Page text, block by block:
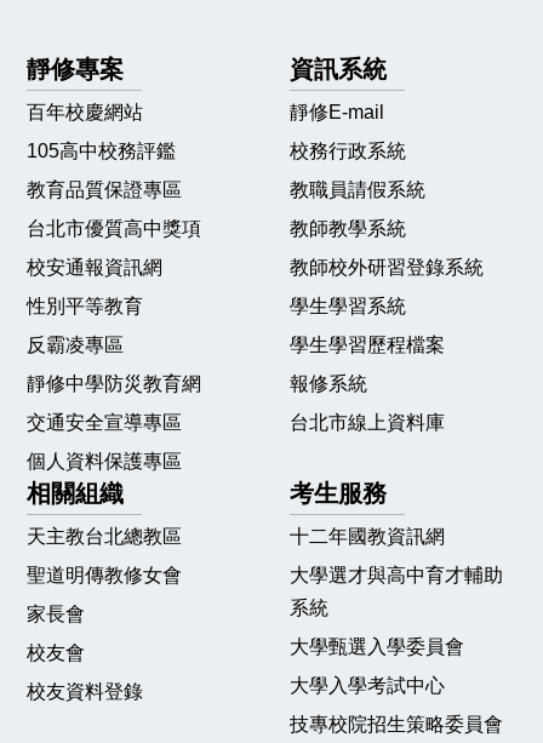
靜修專案
百年校慶網站
105高中校務評鑑
教育品質保證專區
台北市優質高中獎項
校安通報資訊網
性別平等教育
反霸凌專區
靜修中學防災教育網
交通安全宣導專區
個人資料保護專區
資訊系統
靜修E-mail
校務行政系統
教職員請假系統
教師教學系統
教師校外研習登錄系統
學生學習系統
學生學習歷程檔案
報修系統
台北市線上資料庫
相關組織
天主教台北總教區
聖道明傳教修女會
家長會
校友會
校友資料登錄
考生服務
十二年國教資訊網
大學選才與高中育才輔助
系統
大學甄選入學委員會
大學入學考試中心
技專校院招生策略委員會